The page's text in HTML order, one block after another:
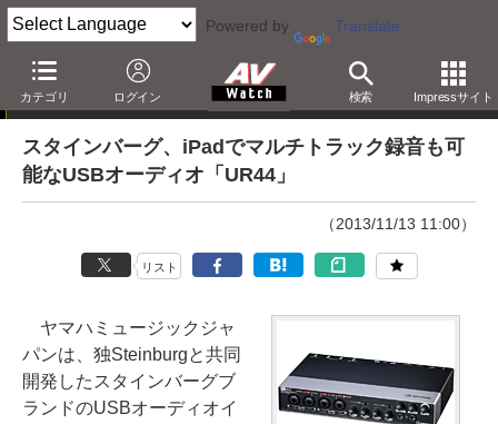
Powered by Translate
カテゴリ ログイン 検索 Impressサイト
ニュース
スタインバーグ、iPadでマルチトラック録音も可
能なUSBオーディオ「UR44」
（2013/11/13 11:00）
リスト
ヤマハミュージックジャ
パンは、独Steinburgと共同
開発したスタインバーグブ
ランドのUSBオーディオイ